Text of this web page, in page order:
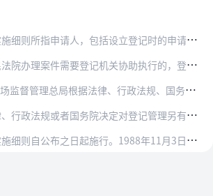
则所指申请人，包括设立登记时的申请人、依法设立后的市场主体。
件需要登记机关协助执行的，登记机关应当按照人民法院的生效法律文书和协助执行通知书，在法定职责范围内办理协助执行事项。
局根据法律、行政法规、国务院决定及本实施细则，制定登记注册前置审批目录、登记材料和文书格式。
行政法规或者国务院决定对登记管理另有规定的，从其规定。
之日起施行。1988年11月3日原国家工商行政管理局令第1号公布的《中华人民共和国企业法人登记管理条例施行细则》，2000年1月13日原国家工商…